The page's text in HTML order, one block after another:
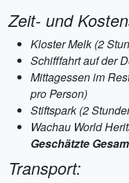
Zeit- und
Kloster Melk (2
Schifffahrt auf der
Mittagessen im
pro Person)
Stiftspark (2
Wachau World
Geschätzte
Transport: